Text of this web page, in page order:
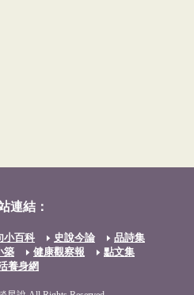
連結：
小百科 史說今論
品詩集
築 健康觀察報
點文集
養身網